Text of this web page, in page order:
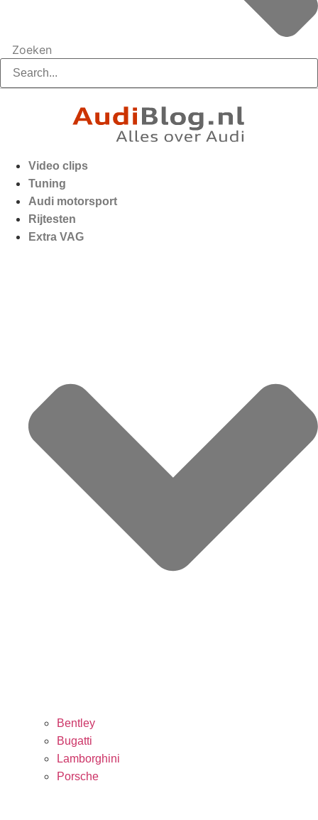
Zoeken
Video clips
Tuning
Audi motorsport
Rijtesten
Extra VAG
Bentley
Bugatti
Lamborghini
Porsche